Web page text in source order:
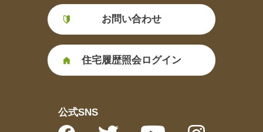
お問い合わせ
住宅履歴照会ログイン
公式SNS